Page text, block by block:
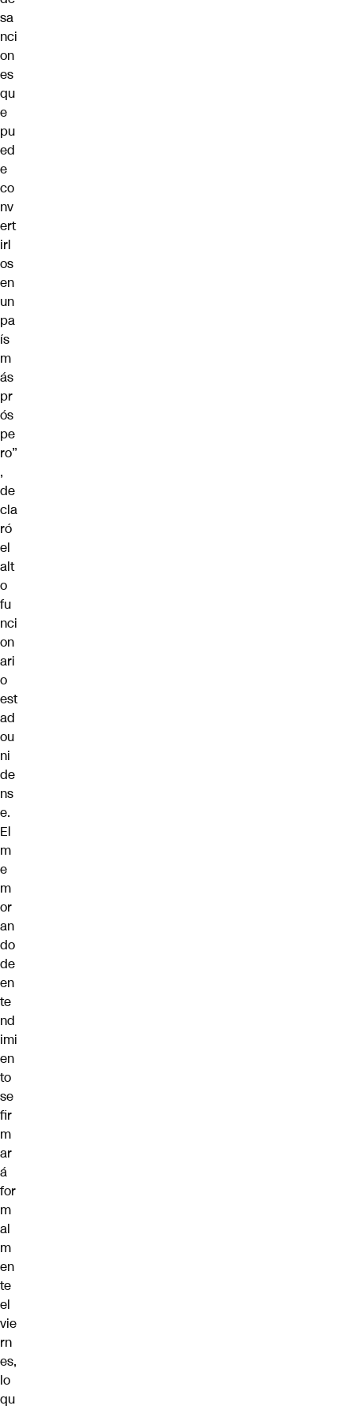
sa
nci
on
es
qu
e
pu
ed
e
co
nv
ert
irl
os
en
un
pa
ís
m
ás
pr
ós
pe
ro”
,
de
cla
ró
el
alt
o
fu
nci
on
ari
o
est
ad
ou
ni
de
ns
e.
El
m
e
m
or
an
do
de
en
te
nd
imi
en
to
se
fir
m
ar
á
for
m
al
m
en
te
el
vie
rn
es,
lo
qu